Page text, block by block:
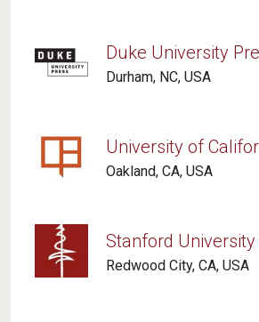
quest'ultimo null'altro - nella
come nel suo profilo
l'inconfondibile respiro della
Aldo Schiavone, Eguaglianza
Duke University
Durham, NC, USA
University of
Oakland, CA, USA
Stanford University
Redwood City, CA, USA